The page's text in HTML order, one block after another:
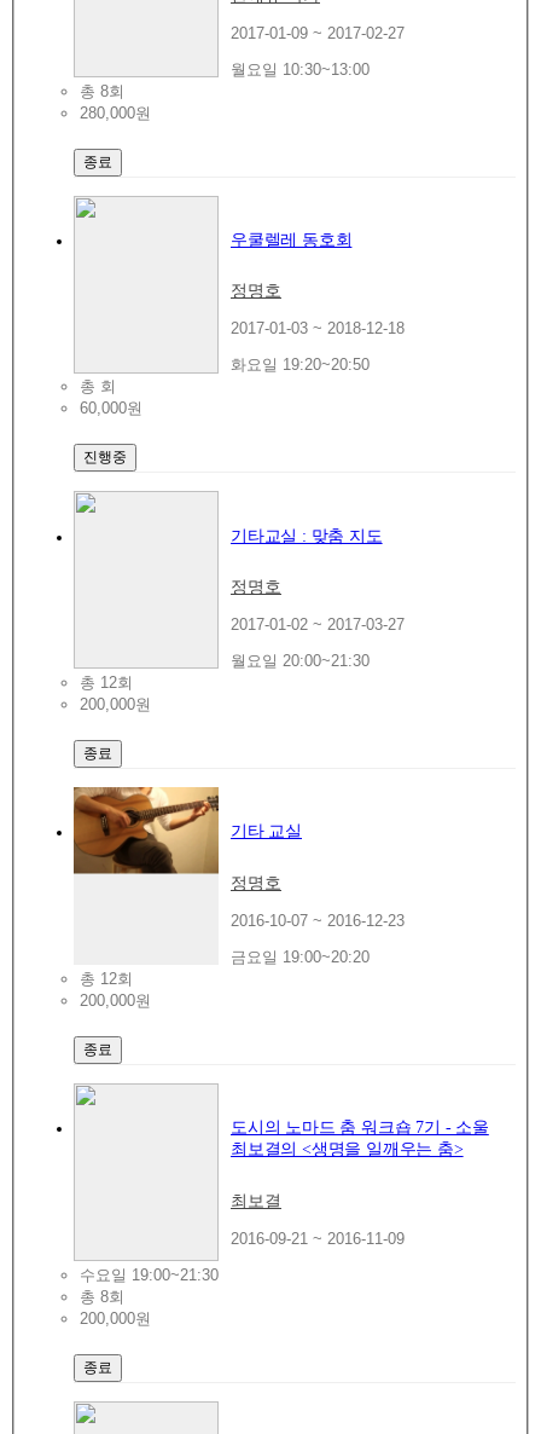
2017-01-09 ~ 2017-02-27
월요일 10:30~13:00
총 8회
280,000원
종료
우쿨렐레 동호회
정명호
2017-01-03 ~ 2018-12-18
화요일 19:20~20:50
총 회
60,000원
진행중
기타교실 : 맞춤 지도
정명호
2017-01-02 ~ 2017-03-27
월요일 20:00~21:30
총 12회
200,000원
종료
기타 교실
정명호
2016-10-07 ~ 2016-12-23
금요일 19:00~20:20
총 12회
200,000원
종료
도시의 노마드 춤 워크숍 7기 - 소울
최보결의 <생명을 일깨우는 춤>
최보결
2016-09-21 ~ 2016-11-09
수요일 19:00~21:30
총 8회
200,000원
종료